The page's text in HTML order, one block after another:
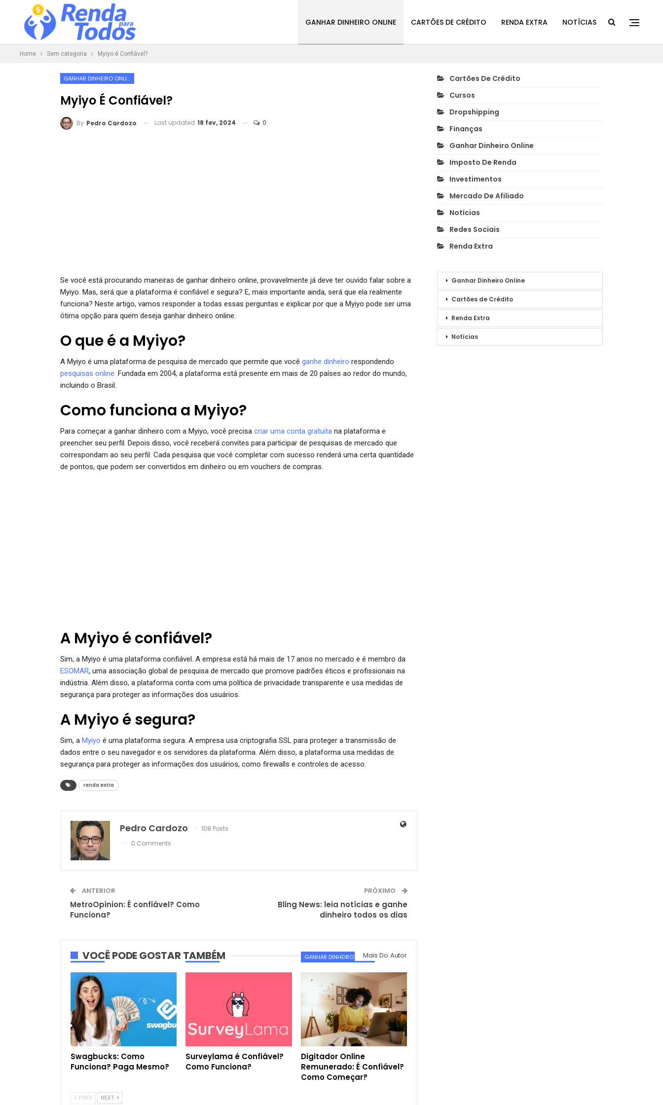
GANHAR DINHEIRO ONLINE CARTÕES DE CRÉDITO RENDA EXTRA NOTÍCIAS
Home Sem categoria Myiyo é Confiável?
GANHAR DINHEIRO ONLINE
Myiyo É Confiável?
By Pedro Cardozo Last updated 18 fev, 2024 0
Se você está procurando maneiras de ganhar dinheiro online, provavelmente já deve ter ouvido falar sobre a
Myiyo. Mas, será que a plataforma é confiável e segura? E, mais importante ainda, será que ela realmente
funciona? Neste artigo, vamos responder a todas essas perguntas e explicar por que a Myiyo pode ser uma
ótima opção para quem deseja ganhar dinheiro online.
O que é a Myiyo?
A Myiyo é uma plataforma de pesquisa de mercado que permite que você ganhe dinheiro respondendo
pesquisas online. Fundada em 2004, a plataforma está presente em mais de 20 países ao redor do mundo,
incluindo o Brasil.
Como funciona a Myiyo?
Para começar a ganhar dinheiro com a Myiyo, você precisa criar uma conta gratuita na plataforma e
preencher seu perfil. Depois disso, você receberá convites para participar de pesquisas de mercado que
correspondam ao seu perfil. Cada pesquisa que você completar com sucesso renderá uma certa quantidade
de pontos, que podem ser convertidos em dinheiro ou em vouchers de compras.
A Myiyo é confiável?
Sim, a Myiyo é uma plataforma confiável. A empresa está há mais de 17 anos no mercado e é membro da
ESOMAR, uma associação global de pesquisa de mercado que promove padrões éticos e profissionais na
indústria. Além disso, a plataforma conta com uma política de privacidade transparente e usa medidas de
segurança para proteger as informações dos usuários.
A Myiyo é segura?
Sim, a Myiyo é uma plataforma segura. A empresa usa criptografia SSL para proteger a transmissão de
dados entre o seu navegador e os servidores da plataforma. Além disso, a plataforma usa medidas de
segurança para proteger as informações dos usuários, como firewalls e controles de acesso.
renda extra
Pedro Cardozo
108 Posts
0 Comments
ANTERIOR
MetroOpinion: É confiável? Como
Funciona?
PRÓXIMO
Bling News: leia notícias e ganhe
dinheiro todos os dias
VOCÊ PODE GOSTAR TAMBÉM Mais Do Autor
FINANÇAS
Swagbucks: Como
Funciona? Paga Mesmo?
FINANÇAS
Surveylama é Confiável?
Como Funciona?
GANHAR DINHEIRO ONLINE
Digitador Online
Remunerado: É Confiável?
Como Começar?
PREV NEXT
Cartões De Crédito
Cursos
Dropshipping
Finanças
Ganhar Dinheiro Online
Imposto De Renda
Investimentos
Mercado De Afiliado
Notícias
Redes Sociais
Renda Extra
Ganhar Dinheiro Online
Cartões de Crédito
Renda Extra
Notícias